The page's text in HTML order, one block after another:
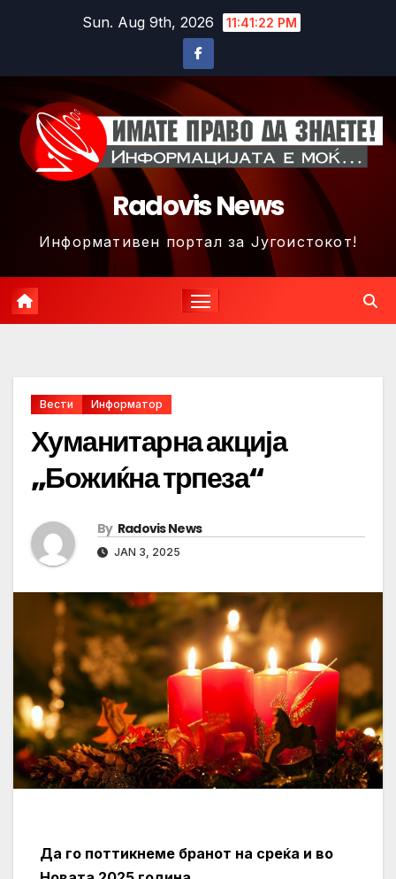
Sun. Aug 9th, 2026 11:41:24 PM
Radovis News
Информативен портал за Југоистокот!
Вести Информатор
Хуманитарна акција
„Божиќна трпеза“
By Radovis News
JAN 3, 2025
Да го поттикнеме бранот на среќа и во